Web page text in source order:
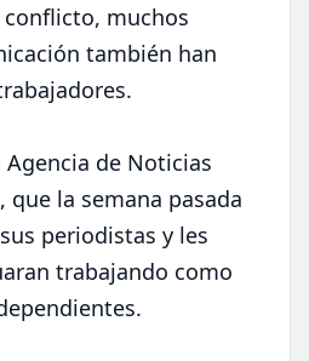
muchos
también han
de Noticias
que la semana pasada
periodistas y les
trabajando como